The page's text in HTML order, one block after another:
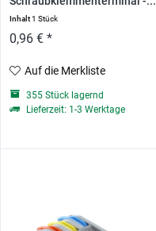
Inhalt1 Stück
0,96 € *
Auf die Merkliste
355 Stück lagernd
Lieferzeit: 1-3 Werktage